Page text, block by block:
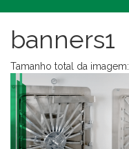
banners1
Tamanho total da imagem: